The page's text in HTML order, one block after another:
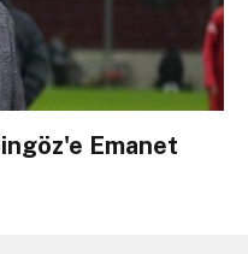
Emanet